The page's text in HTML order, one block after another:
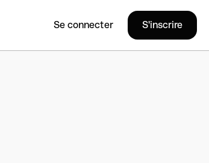
Se connecter S'inscrire